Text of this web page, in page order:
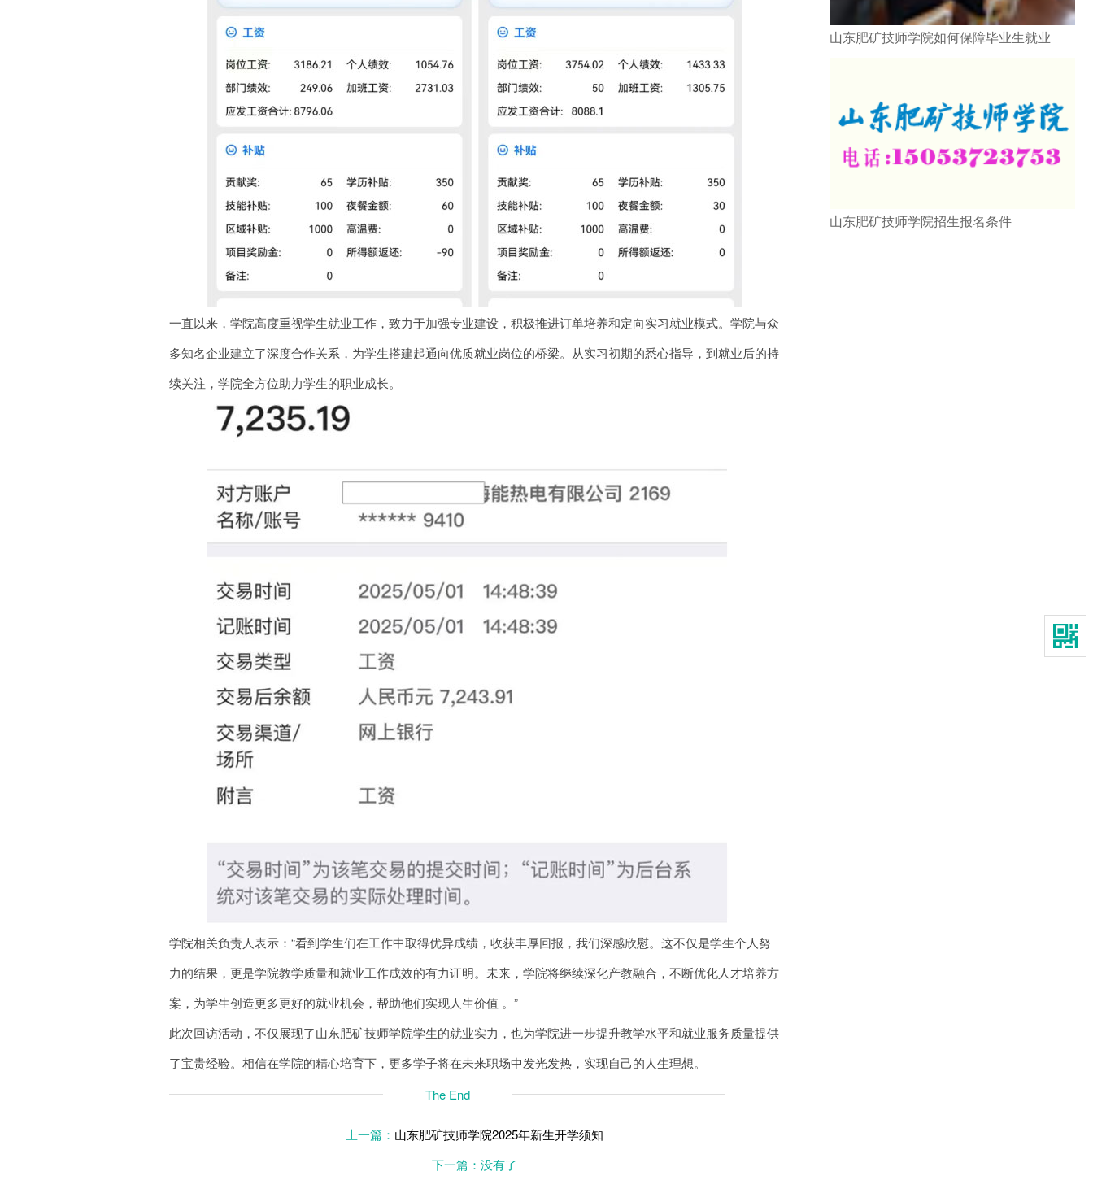
一直以来，学院高度重视学生就业工作，致力于加强专业建设，积极推进订单培养和定向实习就业模式。学院与众
多知名企业建立了深度合作关系，为学生搭建起通向优质就业岗位的桥梁。从实习初期的悉心指导，到就业后的持
续关注，学院全方位助力学生的职业成长。
学院相关负责人表示：“看到学生们在工作中取得优异成绩，收获丰厚回报，我们深感欣慰。这不仅是学生个人努
力的结果，更是学院教学质量和就业工作成效的有力证明。未来，学院将继续深化产教融合，不断优化人才培养方
案，为学生创造更多更好的就业机会，帮助他们实现人生价值 。”
此次回访活动，不仅展现了山东肥矿技师学院学生的就业实力，也为学院进一步提升教学水平和就业服务质量提供
了宝贵经验。相信在学院的精心培育下，更多学子将在未来职场中发光发热，实现自己的人生理想。
The End
上一篇： 山东肥矿技师学院2025年新生开学须知
下一篇：没有了
山东肥矿技师学院如何保障毕业生就业
山东肥矿技师学院招生报名条件